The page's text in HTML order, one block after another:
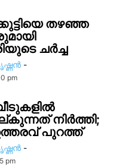
തഴഞ്ഞ
ചർച്ച
-
pm
നിർത്തി;
പുറത്ത്
-
pm